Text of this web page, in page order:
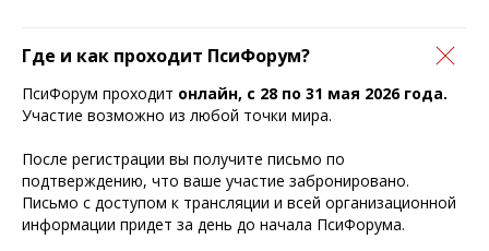
Где и как проходит ПсиФорум?
ПсиФорум проходит онлайн, с 28 по 31 мая 2026 года.
Участие возможно из любой точки мира.
После регистрации вы получите письмо по
подтверждению, что ваше участие забронировано.
Письмо с доступом к трансляции и всей организационной
информации придет за день до начала ПсиФорума.